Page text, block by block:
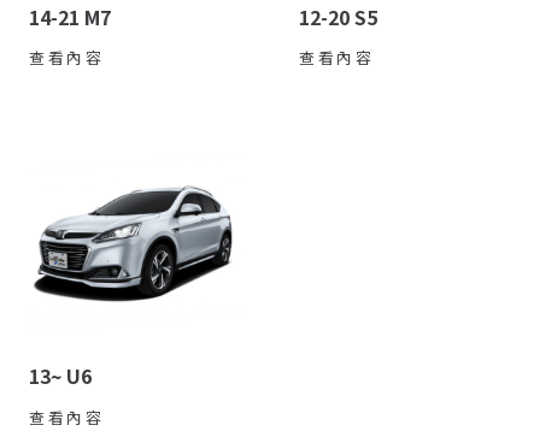
14-21 M7
查看內容
12-20 S5
查看內容
13~ U6
查看內容